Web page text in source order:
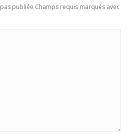
publiée Champs requis marqués avec